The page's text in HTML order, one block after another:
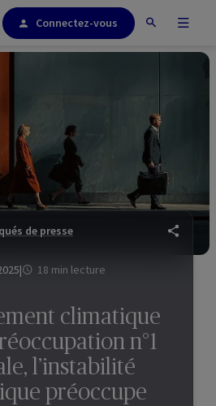
Connectez-vous
de presse
| 18 min lecture
climatique
n°1
l’instabilité
préoccupe